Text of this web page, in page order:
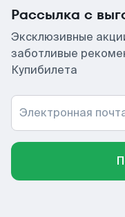
Рассылка с
Эксклюзивные
заботливые
Купибилета
Электронная